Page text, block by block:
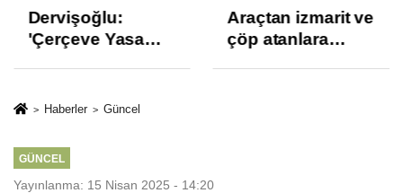
Dervişoğlu:
'Çerçeve Yasa
ve İhanet
Araçtan izmarit ve
çöp atanlara
Haberler Güncel
GÜNCEL
Yayınlanma: 15 Nisan 2025 - 14:20